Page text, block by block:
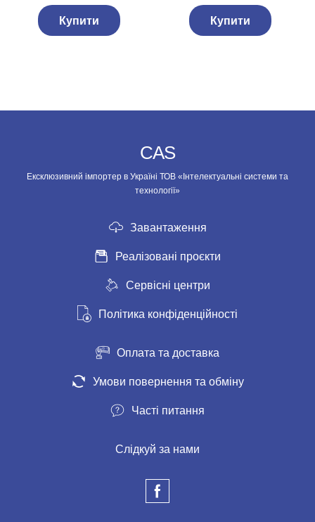
Купити Купити
CAS
Ексклюзивний імпортер в Україні ТОВ «Інтелектуальні системи та
технології»
Завантаження
Реалізовані проєкти
Сервісні центри
Політика конфіденційності
Оплата та доставка
Умови повернення та обміну
Часті питання
Слідкуй за нами